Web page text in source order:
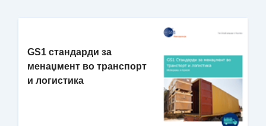
GS1 стандарди за
менаџмент во транспорт
и логистика